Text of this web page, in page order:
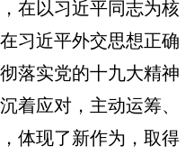
以习近平同志为核
习近平外交思想正确
落实党的十九大精神
着应对，主动运筹、
体现了新作为，取得